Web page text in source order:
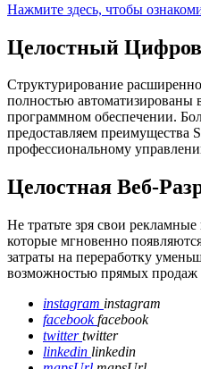
Нажмите здесь, чтобы
Целостный
Структурирование
полностью
программном обеспечении.
предоставляем преимущества
профессиональному
Целостная Веб-
Не тратьте зря свои
которые мгновенно
затраты на переработку
возможностью прямых продаж
instagram instagram
facebookfacebook
twittertwitter
linkedin linkedin